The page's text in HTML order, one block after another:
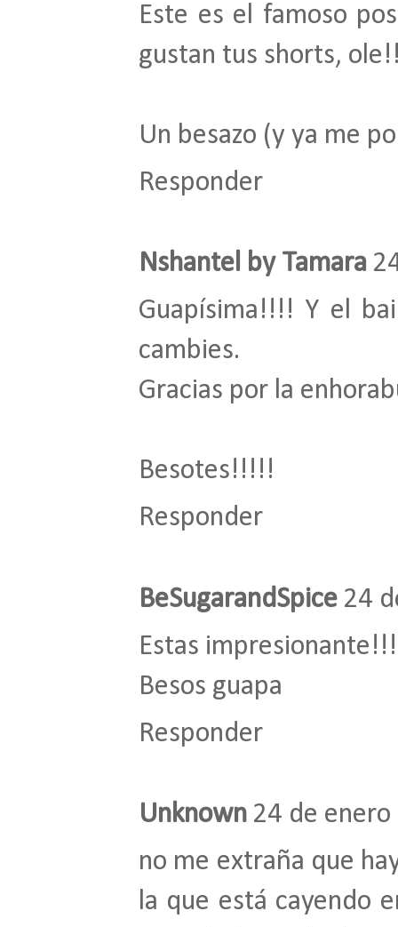
Este es el famoso
gustan tus shorts,
Un besazo (y ya me
Responder
Nshantel by Tamara
Guapísima!!!! Y el
cambies.
Gracias por la
Besotes!!!!!
Responder
BeSugarandSpice 24
Estas
Besos guapa
Responder
Unknown 24 de
no me extraña que
la que está cayendo